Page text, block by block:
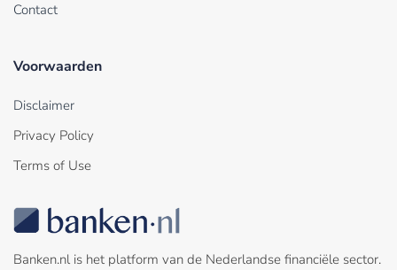
Contact
Voorwaarden
Disclaimer
Privacy Policy
Terms of Use
Banken.nl is het platform van de Nederlandse financiële sector.